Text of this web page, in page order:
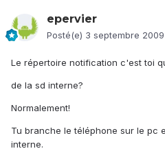
epervier
Posté(e) 3 septembre 2009
Le répertoire notification c'est toi
de la sd interne?
Normalement!
Tu branche le téléphone sur le pc
interne.